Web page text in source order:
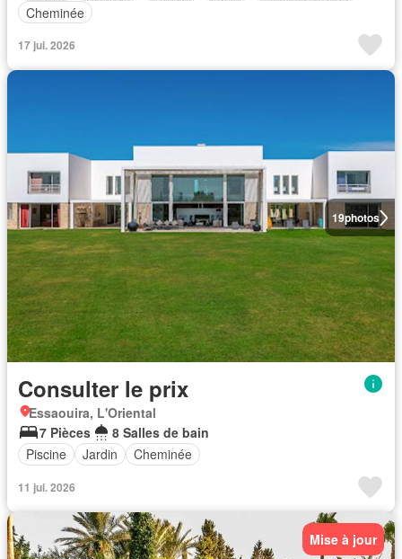
Cheminée
17 jui. 2026
19photos
Consulter le prix
Essaouira, L'Oriental
7 Pièces
8 Salles de bain
Piscine
Jardin Cheminée
11 jui. 2026
Mise à jour